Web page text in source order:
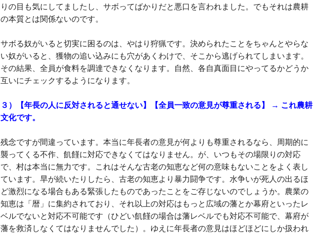
りの目も気にしてましたし、サボってばかりだと悪口を言われました。でもそれは農耕
の本質とは関係ないのです。
サボる奴がいると切実に困るのは、やはり狩猟です。決められたことをちゃんとやらな
い奴がいると、獲物の追い込みにも穴があくわけで、そこから逃げられてしまいます。
その結果、全員が食料を調達できなくなります。自然、各自真面目にやってるかどうか
互いにチェックするようになります。
３）【年長の人に反対されると通せない】【全員一致の意見が尊重される】 → これ農耕
文化です。
残念ですが間違っています。本当に年長者の意見が何よりも尊重されるなら、周期的に
襲ってくる不作、飢饉に対応できなくてはなりません。が、いつもその場限りの対応
で、村は本当に無力です。これはそんな古老の知恵など何の意味もないことをよく表し
ています。旱が続いたりしたら、古老の知恵より暴力闘争です。水争いが死人の出るほ
ど激烈になる場合もある緊張したものであったことをご存じないのでしょうか。農業の
知恵は「暦」に集約されており、それ以上の対応はもっと広域の藩とか幕府といったレ
ベルでないと対応不可能です（ひどい飢饉の場合は藩レベルでも対応不可能で、幕府が
藩を救済しなくてはなりませんでした）。ゆえに年長者の意見はほどほどにしか扱われ